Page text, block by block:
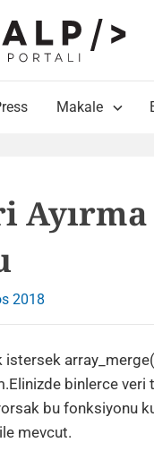
Makale
2018
binlerce veri
bu fonksiyonu
ile mevcut.